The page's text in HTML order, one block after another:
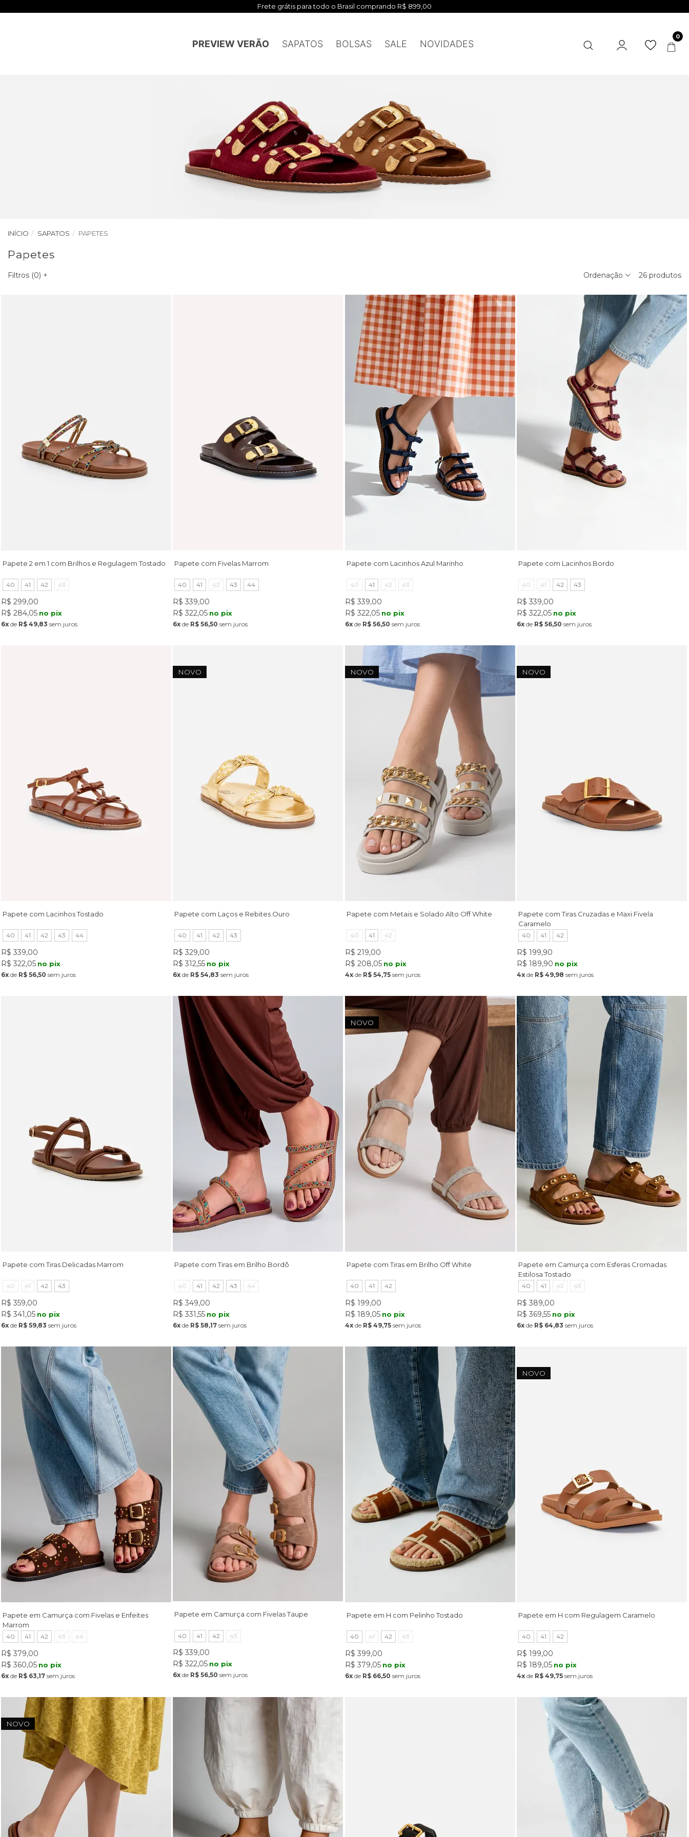
Primeira compra? Ganhe 5% - Cupom: BEMVINDA5
PREVIEW VERÃO SAPATOS BOLSAS SALE NOVIDADES
0
INÍCIO SAPATOS PAPETES
Papetes
Filtros (0) + Ordenação 26 produtos
Papete 2 em 1 com Brilhos e Regulagem Tostado
40 41 42 43
R$ 299,00
R$ 284,05 no pix
6xde R$ 49,83 sem juros
Papete com Fivelas Marrom
40 41 42 43 44
R$ 339,00
R$ 322,05 no pix
6x de R$ 56,50 sem juros
Papete com Lacinhos Azul Marinho
40 41 42 43
R$ 339,00
R$ 322,05 no pix
6xde R$ 56,50 sem juros
Papete com Lacinhos Bordo
40 41 42 43
R$ 339,00
R$ 322,05 no pix
6xde R$ 56,50 sem juros
Papete com Lacinhos Tostado
40 41 42 43 44
R$ 339,00
R$ 322,05 no pix
6xde R$ 56,50 sem juros
NOVO
Papete com Laços e Rebites Ouro
40 41 42 43
R$ 329,00
R$ 312,55 no pix
6x de R$ 54,83 sem juros
NOVO
Papete com Metais e Solado Alto Off White
40 41 42
R$ 219,00
R$ 208,05 no pix
4xde R$ 54,75sem juros
NOVO
Papete com Tiras Cruzadas e Maxi Fivela
Caramelo
40 41 42
R$ 199,90
R$ 189,90 no pix
4xde R$ 49,98 sem juros
Papete com Tiras Delicadas Marrom
40 41 42 43
R$ 359,00
R$ 341,05 no pix
6xde R$ 59,83 sem juros
Papete com Tiras em Brilho Bordô
40 41 42 43 44
R$ 349,00
R$ 331,55 no pix
6x de R$ 58,17 sem juros
NOVO
Papete com Tiras em Brilho Off White
40 41 42
R$ 199,00
R$ 189,05 no pix
4xde R$ 49,75sem juros
Papete em Camurça com Esferas Cromadas
Estilosa Tostado
40 41 42 43
R$ 389,00
R$ 369,55 no pix
6xde R$ 64,83 sem juros
Papete em Camurça com Fivelas e Enfeites
Marrom
40 41 42 43 44
R$ 379,00
R$ 360,05 no pix
6xde R$ 63,17sem juros
Papete em Camurça com Fivelas Taupe
40 41 42 43
R$ 339,00
R$ 322,05 no pix
6x de R$ 56,50 sem juros
Papete em H com Pelinho Tostado
40 41 42 43
R$ 399,00
R$ 379,05 no pix
6xde R$ 66,50 sem juros
NOVO
Papete em H com Regulagem Caramelo
40 41 42
R$ 199,00
R$ 189,05 no pix
4xde R$ 49,75sem juros
NOVO